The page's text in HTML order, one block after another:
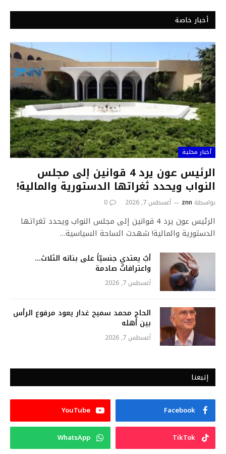
أخبار خاصة
أخبار محلية
الرئيس عون يرد 4 قوانين إلى مجلس
النواب ويحدد ثغراتها الدستورية والمالية!
بواسطة znn أغسطس 7, 2026 0
الرئيس عون يرد 4 قوانين إلى مجلس النواب ويحدد ثغراتها
الدستورية والمالية! شهدت الساحة السياسية…
أبٌ يعتدي جنسيّاً على بناته الثلاث…
واعترافاتٌ صادمة
أغسطس 7, 2026
الحاج محمد سميح غدار يعود مرفوع الرأس
بين أهله
أغسطس 7, 2026
إتبعنا
Facebook
YouTube
TikTok
WhatsApp